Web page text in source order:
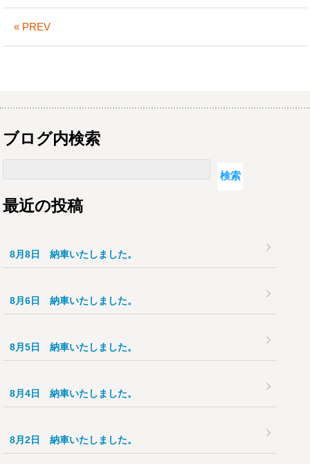
« PREV
ブログ内検索
検索
最近の投稿
8月8日 納車いたしました。
8月6日 納車いたしました。
8月5日 納車いたしました。
8月4日 納車いたしました。
8月2日 納車いたしました。